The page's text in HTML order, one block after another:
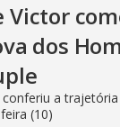
Victor
dos
a
(10)